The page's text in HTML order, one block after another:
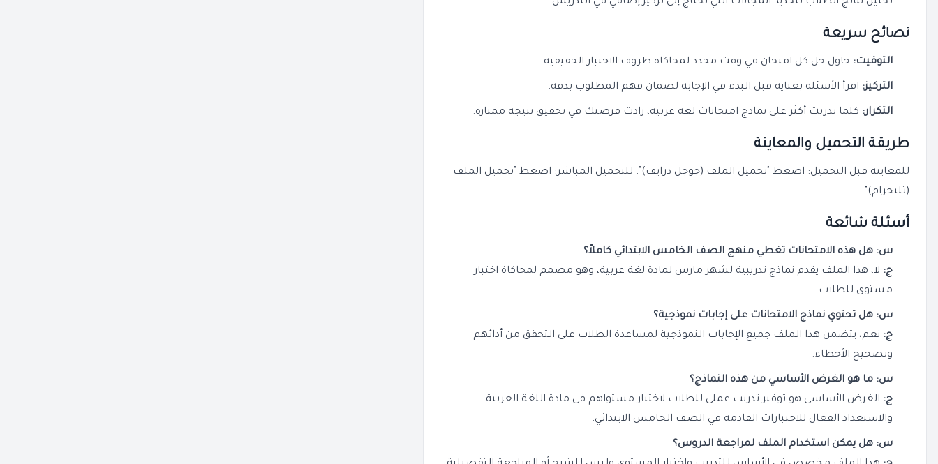
نصائح سريعة
التوقيت: حاول حل كل امتحان في وقت محدد لمحاكاة ظروف الاختبار الحقيقية.
التركيز: اقرأ الأسئلة بعناية قبل البدء في الإجابة لضمان فهم المطلوب بدقة.
التكرار: كلما تدربت أكثر على نماذج امتحانات لغة عربية، زادت فرصتك في تحقيق نتيجة ممتازة.
طريقة التحميل والمعاينة
للمعاينة قبل التحميل: اضغط "تحميل الملف (جوجل درايف)". للتحميل المباشر: اضغط "تحميل الملف
(تليجرام)".
أسئلة شائعة
س: هل هذه الامتحانات تغطي منهج الصف الخامس الابتدائي كاملاً؟
ج: لا، هذا الملف يقدم نماذج تدريبية لشهر مارس لمادة لغة عربية، وهو مصمم لمحاكاة اختبار
مستوى للطلاب.
س: هل تحتوي نماذج الامتحانات على إجابات نموذجية؟
ج: نعم، يتضمن هذا الملف جميع الإجابات النموذجية لمساعدة الطلاب على التحقق من أدائهم
وتصحيح الأخطاء.
س: ما هو الغرض الأساسي من هذه النماذج؟
ج: الغرض الأساسي هو توفير تدريب عملي للطلاب لاختبار مستواهم في مادة اللغة العربية
والاستعداد الفعال للاختبارات القادمة في الصف الخامس الابتدائي.
س: هل يمكن استخدام الملف لمراجعة الدروس؟